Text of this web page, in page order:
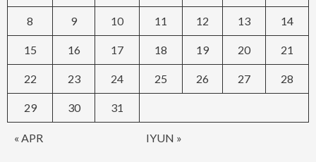
« APR IYUN »
8 9 10 11 12 13 14
15 16 17 18 19 20 21
22 23 24 25 26 27 28
29 30 31